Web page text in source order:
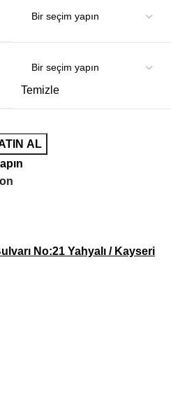
Temizle
AL
No:21 Yahyalı / Kayseri